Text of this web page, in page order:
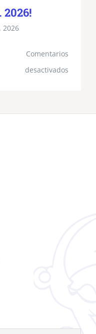
2026!
2026
Comentarios
desactivados